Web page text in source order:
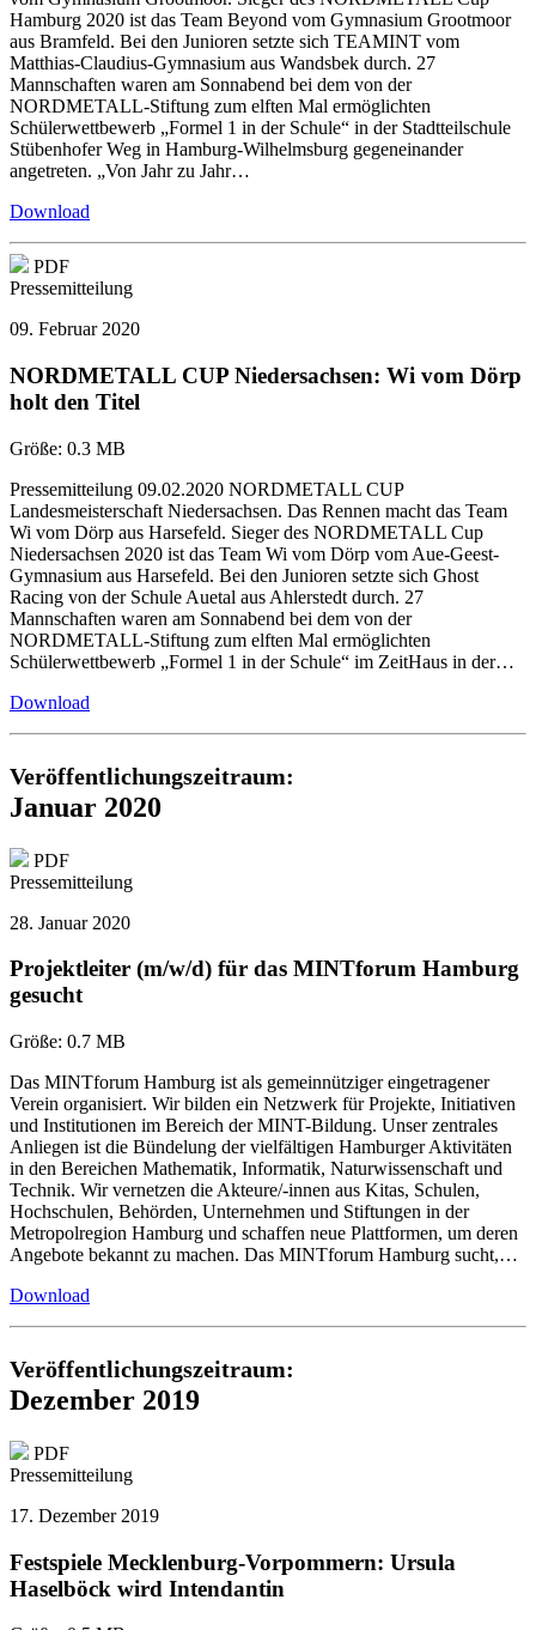
Hamburg 2020 ist das Team Beyond vom Gymnasium Grootmoor
aus Bramfeld. Bei den Junioren setzte sich TEAMINT vom
Matthias-Claudius-Gymnasium aus Wandsbek durch. 27
Mannschaften waren am Sonnabend bei dem von der
NORDMETALL-Stiftung zum elften Mal ermöglichten
Schülerwettbewerb „Formel 1 in der Schule“ in der Stadtteilschule
Stübenhofer Weg in Hamburg-Wilhelmsburg gegeneinander
angetreten. „Von Jahr zu Jahr…
Download
PDF
Pressemitteilung
09. Februar 2020
NORDMETALL CUP Niedersachsen: Wi vom Dörp
holt den Titel
Größe: 0.3 MB
Pressemitteilung 09.02.2020 NORDMETALL CUP
Landesmeisterschaft Niedersachsen. Das Rennen macht das Team
Wi vom Dörp aus Harsefeld. Sieger des NORDMETALL Cup
Niedersachsen 2020 ist das Team Wi vom Dörp vom Aue-Geest-
Gymnasium aus Harsefeld. Bei den Junioren setzte sich Ghost
Racing von der Schule Auetal aus Ahlerstedt durch. 27
Mannschaften waren am Sonnabend bei dem von der
NORDMETALL-Stiftung zum elften Mal ermöglichten
Schülerwettbewerb „Formel 1 in der Schule“ im ZeitHaus in der…
Download
Veröffentlichungszeitraum:
Januar 2020
PDF
Pressemitteilung
28. Januar 2020
Projektleiter (m/w/d) für das MINTforum Hamburg
gesucht
Größe: 0.7 MB
Das MINTforum Hamburg ist als gemeinnütziger eingetragener
Verein organisiert. Wir bilden ein Netzwerk für Projekte, Initiativen
und Institutionen im Bereich der MINT-Bildung. Unser zentrales
Anliegen ist die Bündelung der vielfältigen Hamburger Aktivitäten
in den Bereichen Mathematik, Informatik, Naturwissenschaft und
Technik. Wir vernetzen die Akteure/-innen aus Kitas, Schulen,
Hochschulen, Behörden, Unternehmen und Stiftungen in der
Metropolregion Hamburg und schaffen neue Plattformen, um deren
Angebote bekannt zu machen. Das MINTforum Hamburg sucht,…
Download
Veröffentlichungszeitraum:
Dezember 2019
PDF
Pressemitteilung
17. Dezember 2019
Festspiele Mecklenburg-Vorpommern: Ursula
Haselböck wird Intendantin